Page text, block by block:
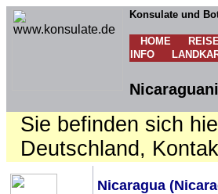
Konsulate und
HOME
INFO
Sie befinden sich
Deutschland,
Nicaragua